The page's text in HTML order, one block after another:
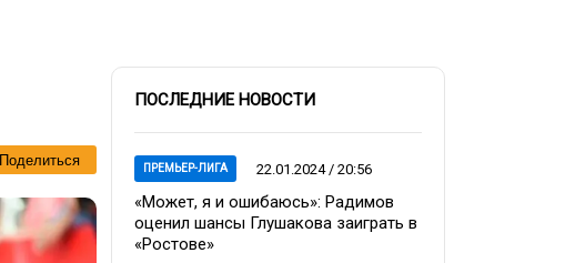
Поделиться
ПОСЛЕДНИЕ НОВОСТИ
ПРЕМЬЕР-ЛИГА 22.01.2024 / 20:56
«Может, я и ошибаюсь»: Радимов
оценил шансы Глушакова заиграть в
«Ростове»